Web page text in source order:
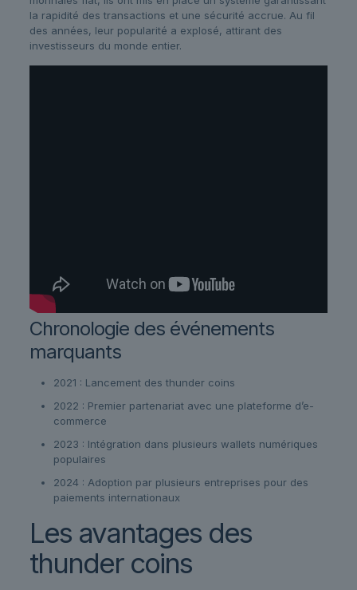
la rapidité des transactions et une sécurité accrue. Au fil
des années, leur popularité a explosé, attirant des
investisseurs du monde entier.
Chronologie des événements
marquants
2021 : Lancement des thunder coins
2022 : Premier partenariat avec une plateforme d’e-
commerce
2023 : Intégration dans plusieurs wallets numériques
populaires
2024 : Adoption par plusieurs entreprises pour des
paiements internationaux
Les avantages des
thunder coins